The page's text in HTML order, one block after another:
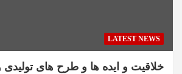
LATEST NEWS
خلاقیت و ایده ها و طرح های